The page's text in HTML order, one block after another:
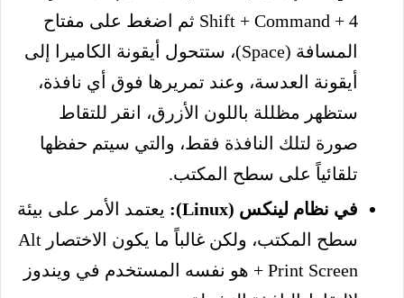
Shift + Command + 4 ثم اضغط على مفتاح
المسافة (Space)، ستتحول أيقونة الكاميرا إلى
أيقونة العدسة، وعند تمريرها فوق أي نافذة،
ستظهر مظللة باللون الأزرق، انقر للتقاط
صورة لتلك النافذة فقط، والتي سيتم حفظها
تلقائياً على سطح المكتب.
في نظام لينكس (Linux):
يعتمد الأمر على بيئة
سطح المكتب، ولكن غالباً ما يكون الاختصار Alt
+ Print Screen هو نفسه المستخدم في ويندوز